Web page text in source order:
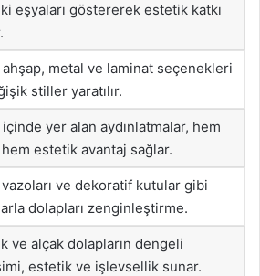
eşyaları göstererek estetik katkı
ahşap, metal ve laminat seçenekleri
stiller yaratılır.
yer alan aydınlatmalar, hem
estetik avantaj sağlar.
ve dekoratif kutular gibi
dolapları zenginleştirme.
ve alçak dolapların dengeli
estetik ve işlevsellik sunar.